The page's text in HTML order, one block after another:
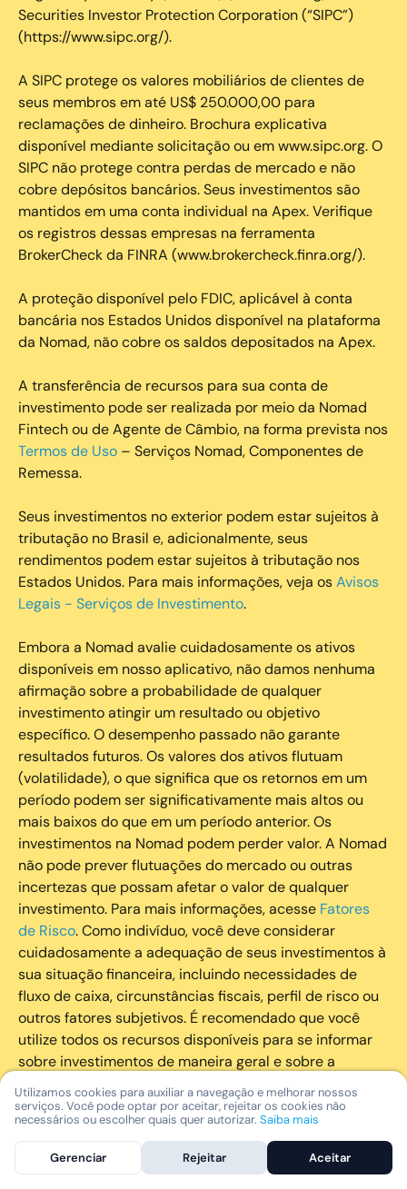
Securities Investor Protection Corporation (“SIPC”)
(https://www.sipc.org/).
A SIPC protege os valores mobiliários de clientes de
seus membros em até US$ 250.000,00 para
reclamações de dinheiro. Brochura explicativa
disponível mediante solicitação ou em www.sipc.org. O
SIPC não protege contra perdas de mercado e não
cobre depósitos bancários. Seus investimentos são
mantidos em uma conta individual na Apex. Verifique
os registros dessas empresas na ferramenta
BrokerCheck da FINRA (www.brokercheck.finra.org/).
A proteção disponível pelo FDIC, aplicável à conta
bancária nos Estados Unidos disponível na plataforma
da Nomad, não cobre os saldos depositados na Apex.
A transferência de recursos para sua conta de
investimento pode ser realizada por meio da Nomad
Fintech ou de Agente de Câmbio, na forma prevista nos
Termos de Uso – Serviços Nomad, Componentes de
Remessa.
Seus investimentos no exterior podem estar sujeitos à
tributação no Brasil e, adicionalmente, seus
rendimentos podem estar sujeitos à tributação nos
Estados Unidos. Para mais informações, veja osAvisos
Legais - Serviços de Investimento.
Embora a Nomad avalie cuidadosamente os ativos
disponíveis em nosso aplicativo, não damos nenhuma
afirmação sobre a probabilidade de qualquer
investimento atingir um resultado ou objetivo
específico. O desempenho passado não garante
resultados futuros. Os valores dos ativos flutuam
(volatilidade), o que significa que os retornos em um
período podem ser significativamente mais altos ou
mais baixos do que em um período anterior. Os
investimentos na Nomad podem perder valor. A Nomad
não pode prever flutuações do mercado ou outras
incertezas que possam afetar o valor de qualquer
investimento. Para mais informações, acesse Fatores
de Risco. Como indivíduo, você deve considerar
cuidadosamente a adequação de seus investimentos à
sua situação financeira, incluindo necessidades de
fluxo de caixa, circunstâncias fiscais, perfil de risco ou
outros fatores subjetivos. É recomendado que você
utilize todos os recursos disponíveis para se informar
sobre investimentos de maneira geral e sobre a
composição geral de seu portfólio. Questões fiscais ou
legais relativas aos investimentos realizados através da
Nomad devem ser obtidas pelos próprios clientes. A
Nomad e suas afiliadas não fornecem nenhum tipo de
aconselhamento legal ou fiscal.
Utilizamos cookies para auxiliar a navegação e melhorar nossos
serviços. Você pode optar por aceitar, rejeitar os cookies não
necessários ou escolher quais quer autorizar. Saiba mais
Gerenciar Rejeitar Aceitar